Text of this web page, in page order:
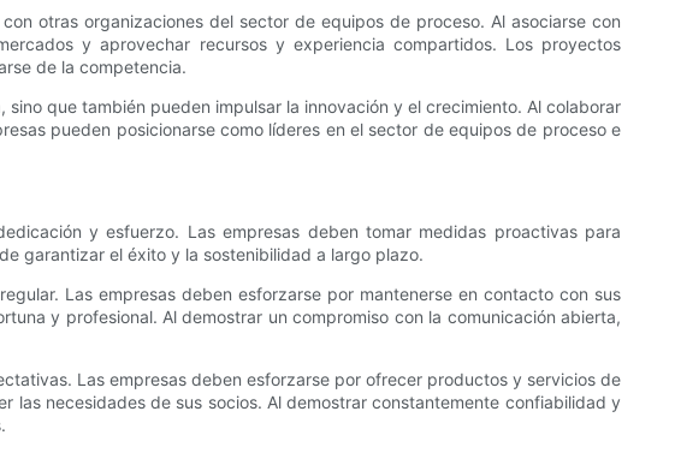
otras organizaciones del sector de equipos de proceso. Al asociarse con
y aprovechar recursos y experiencia compartidos. Los proyectos
de la competencia.
que también pueden impulsar la innovación y el crecimiento. Al colaborar
pueden posicionarse como líderes en el sector de equipos de proceso e
y esfuerzo. Las empresas deben tomar medidas proactivas para
garantizar el éxito y la sostenibilidad a largo plazo.
Las empresas deben esforzarse por mantenerse en contacto con sus
y profesional. Al demostrar un compromiso con la comunicación abierta,
Las empresas deben esforzarse por ofrecer productos y servicios de
necesidades de sus socios. Al demostrar constantemente confiabilidad y